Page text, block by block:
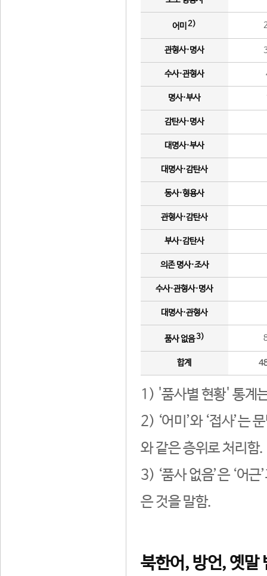
어미 2)
관형사·명사
수사·관형사
명사·부사
감탄사·명사
대명사·부사
대명사·감탄사
동사·형용사
관형사·감탄사
부사·감탄사
의존 명사·조사
수사·관형사·명사
대명사·관형사
품사 없음3)
합계
1) '품사별 현황' 통계
2) ‘어미’와 ‘접사’는
와 같은 층위로 처리함.
3) ‘품사 없음’은 ‘어
은 것을 말함.
북한어, 방언, 옛말